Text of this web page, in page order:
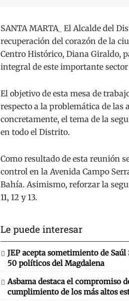
SANTA MARTA_ El Alcalde del
recuperación del corazón de la
Centro Histórico, Diana Giraldo,
integral de este importante
El objetivo de esta mesa de
respecto a la problemática de las
concretamente, el tema de la
en todo el Distrito.
Como resultado de esta reunión
control en la Avenida Campo
Bahía. Asimismo, reforzar la
11, 12 y 13.
Le puede interesar
JEP acepta sometimiento de
50 políticos del Magdalena
Asbama destaca el compromiso
cumplimiento de los más altos